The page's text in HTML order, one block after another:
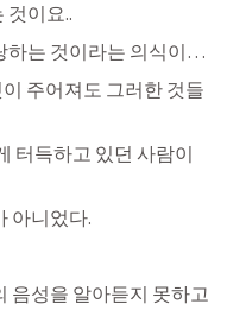
것이요..
하는 것이라는 의식이…
주어져도 그러한 것들
터득하고 있던 사람이
아니었다.
음성을 알아듣지 못하고